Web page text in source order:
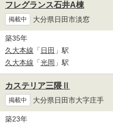
フレグランス石井A棟
掲載中 大分県日田市淡窓
築35年
久大本線 「 日田 」駅
久大本線 「光岡 」駅
カステリア三隈Ⅱ
掲載中 大分県日田市大字庄手
築23年